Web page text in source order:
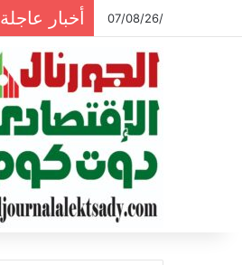
/07/08/26 أخبار عاجلة